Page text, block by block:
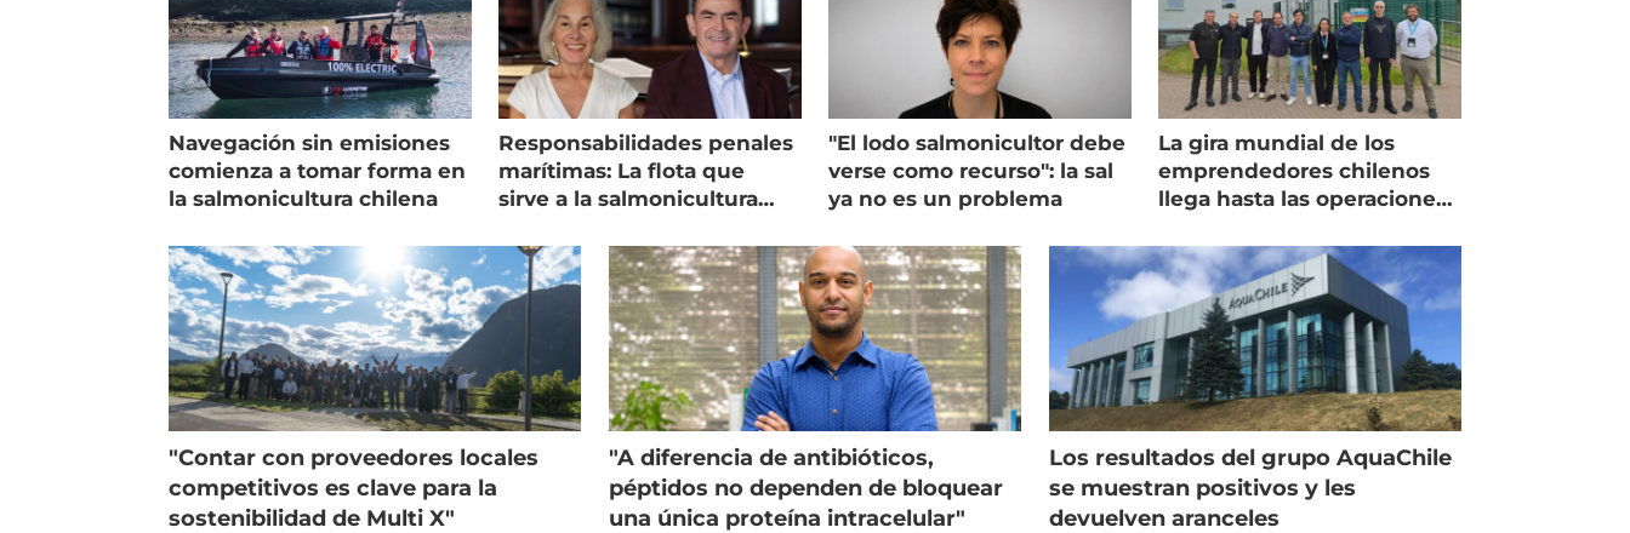
Navegación sin emisiones
comienza a tomar forma en
la salmonicultura chilena
Responsabilidades penales
marítimas: La flota que
sirve a la salmonicultura
"El lodo salmonicultor debe
verse como recurso": la sal
ya no es un problema
La gira mundial de los
emprendedores chilenos
llega hasta las operaciones
"Contar con proveedores locales
competitivos es clave para la
sostenibilidad de Multi X"
"A diferencia de antibióticos,
péptidos no dependen de bloquear
una única proteína intracelular"
Los resultados del grupo AquaChile
se muestran positivos y les
devuelven aranceles